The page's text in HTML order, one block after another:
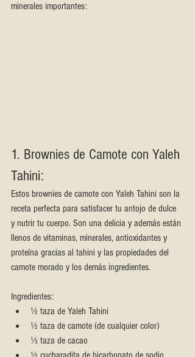
minerales importantes:
1. Brownies de Camote con Yaleh
Tahini:
Estos brownies de camote con Yaleh Tahini son la
receta perfecta para satisfacer tu antojo de dulce
y nutrir tu cuerpo. Son una delicia y además están
llenos de vitaminas, minerales, antioxidantes y
proteína gracias al tahini y las propiedades del
camote morado y los demás ingredientes.
Ingredientes:
½ taza de Yaleh Tahini
½ taza de camote (de cualquier color)
⅓ taza de cacao